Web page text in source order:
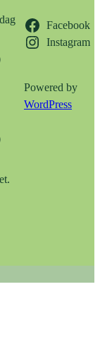
Facebook
Instagram
Powered by
WordPress